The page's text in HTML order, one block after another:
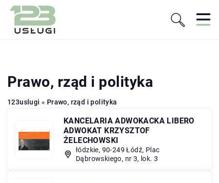
Prawo, rząd i polityka
123uslugi » Prawo, rząd i polityka
KANCELARIA ADWOKACKA LIBERO
ADWOKAT KRZYSZTOF
ŻELECHOWSKI
łódzkie, 90-249 Łódź, Plac
Dąbrowskiego, nr 3, lok. 3